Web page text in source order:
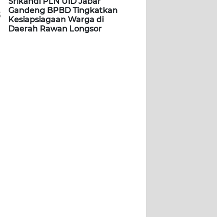
Gandeng BPBD Tingkatkan
Kesiapsiagaan Warga di
Daerah Rawan Longsor